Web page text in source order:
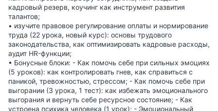
кадровый резерв, коучинг как инструмент развития
талантов;
• изучите правовое регулирование оплаты и нормирование
труда (22 урока, новый курс): основы трудового
законодательства, как оптимизировать кадровые расходы,
аудит HR-функции;
• Бонусные блоки: - Как помочь себе при сильных эмоциях
(5 уроков): как контролировать гнев, как справиться с
паникой, тревожностью, стрессом; - Как помочь себе при
выгорании (3 урока, 1 тест): как избежать эмоционального
выгорания и вернуть себе ресурсное состояние; - Как
устроена психика человека (1 урок); - Эмоциональный